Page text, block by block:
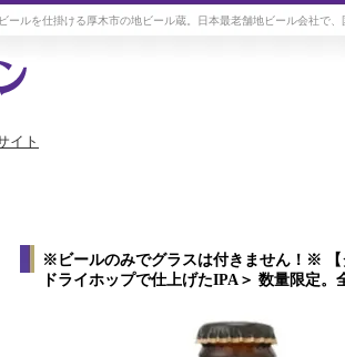
ルを仕掛ける厚木市の地ビール蔵。日本最老舗地ビール会社で、
イト
※ビールのみでグラスは付きません！※ 【
ドライホップで仕上げたIPA＞ 数量限定。